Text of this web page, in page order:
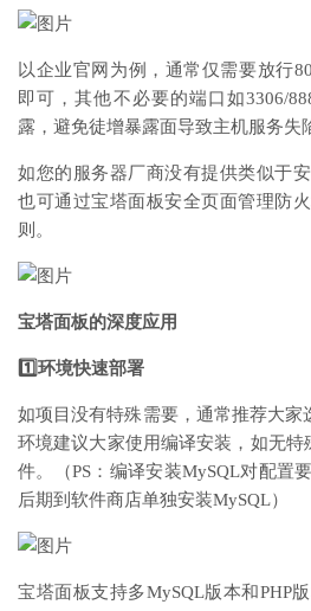
以企业官网为例，通常仅需要放行
即可，其他不必要的端口如3306/
露，避免徒增暴露面导致主机服务失
如您的服务器厂商没有提供类似于
也可通过宝塔面板安全页面管理防
则。
宝塔面板的深度应用
1️⃣环境快速部署
如项目没有特殊需要，通常推荐大家
环境建议大家使用编译安装，如无特
件。（PS：编译安装MySQL对配置
后期到软件商店单独安装MySQL）
宝塔面板支持多MySQL版本和PHP